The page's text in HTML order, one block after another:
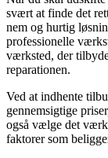
svært at finde det
nem og hurtig
professionelle
værksted, der
reparationen.
Ved at indhente
gennemsigtige
også vælge det
faktorer som